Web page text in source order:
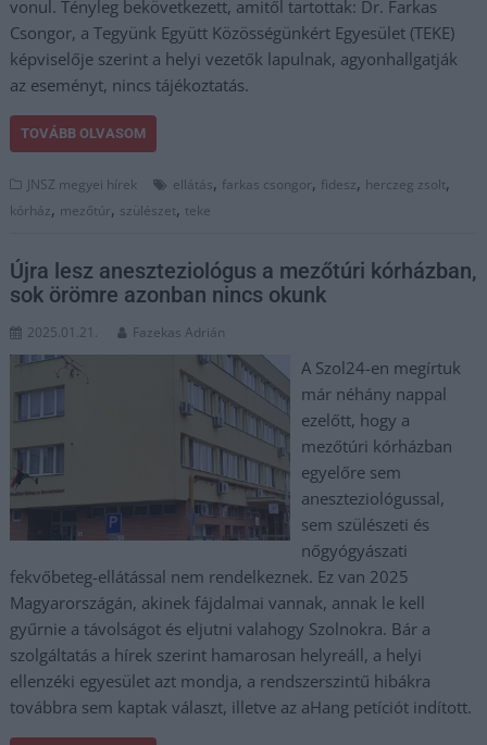
vonul. Tényleg bekövetkezett, amitől tartottak: Dr. Farkas
Csongor, a Tegyünk Együtt Közösségünkért Egyesület (TEKE)
képviselője szerint a helyi vezetők lapulnak, agyonhallgatják
az eseményt, nincs tájékoztatás.
TOVÁBB OLVASOM
JNSZ megyei hírek ellátás, farkas csongor, fidesz, herczeg zsolt,
kórház, mezőtúr, szülészet, teke
Újra lesz aneszteziológus a mezőtúri kórházban,
sok örömre azonban nincs okunk
2025.01.21. Fazekas Adrián
A Szol24-en megírtuk
már néhány nappal
ezelőtt, hogy a
mezőtúri kórházban
egyelőre sem
aneszteziológussal,
sem szülészeti és
nőgyógyászati
fekvőbeteg-ellátással nem rendelkeznek. Ez van 2025
Magyarországán, akinek fájdalmai vannak, annak le kell
gyűrnie a távolságot és eljutni valahogy Szolnokra. Bár a
szolgáltatás a hírek szerint hamarosan helyreáll, a helyi
ellenzéki egyesület azt mondja, a rendszerszintű hibákra
továbbra sem kaptak választ, illetve az aHang petíciót indított.